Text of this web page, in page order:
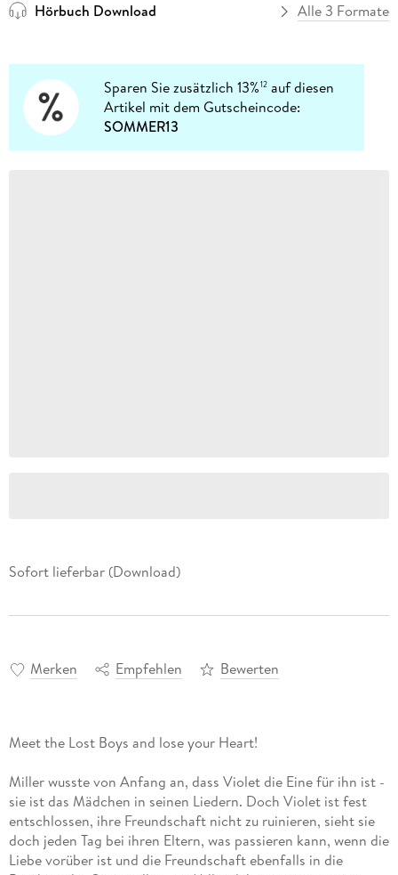
Hörbuch Download Alle 3 Formate
Sparen Sie zusätzlich 13%12 auf diesen
Artikel mit dem Gutscheincode:
SOMMER13
Sofort lieferbar (Download)
Merken Empfehlen Bewerten
Meet the Lost Boys and lose your Heart!
Miller wusste von Anfang an, dass Violet die Eine für ihn ist -
sie ist das Mädchen in seinen Liedern. Doch Violet ist fest
entschlossen, ihre Freundschaft nicht zu ruinieren, sieht sie
doch jeden Tag bei ihren Eltern, was passieren kann, wenn die
Liebe vorüber ist und die Freundschaft ebenfalls in die